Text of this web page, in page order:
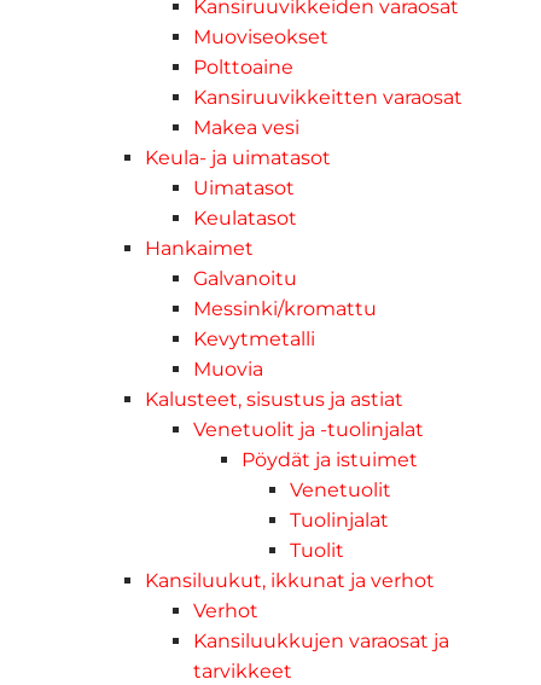
Kansiruuvikkeiden varaosat
Muoviseokset
Polttoaine
Kansiruuvikkeitten varaosat
Makea vesi
Keula- ja uimatasot
Uimatasot
Keulatasot
Hankaimet
Galvanoitu
Messinki/kromattu
Kevytmetalli
Muovia
Kalusteet, sisustus ja astiat
Venetuolit ja -tuolinjalat
Pöydät ja istuimet
Venetuolit
Tuolinjalat
Tuolit
Kansiluukut, ikkunat ja verhot
Verhot
Kansiluukkujen varaosat ja
tarvikkeet